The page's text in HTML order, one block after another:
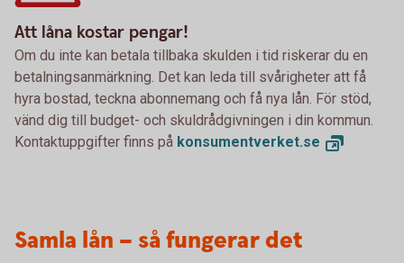
Att låna kostar pengar!
Om du inte kan betala tillbaka skulden i tid riskerar du en
betalningsanmärkning. Det kan leda till svårigheter att få
hyra bostad, teckna abonnemang och få nya lån. För stöd,
vänd dig till budget- och skuldrådgivningen i din kommun.
Kontaktuppgifter finns på konsumentverket.se
Samla lån – så fungerar det